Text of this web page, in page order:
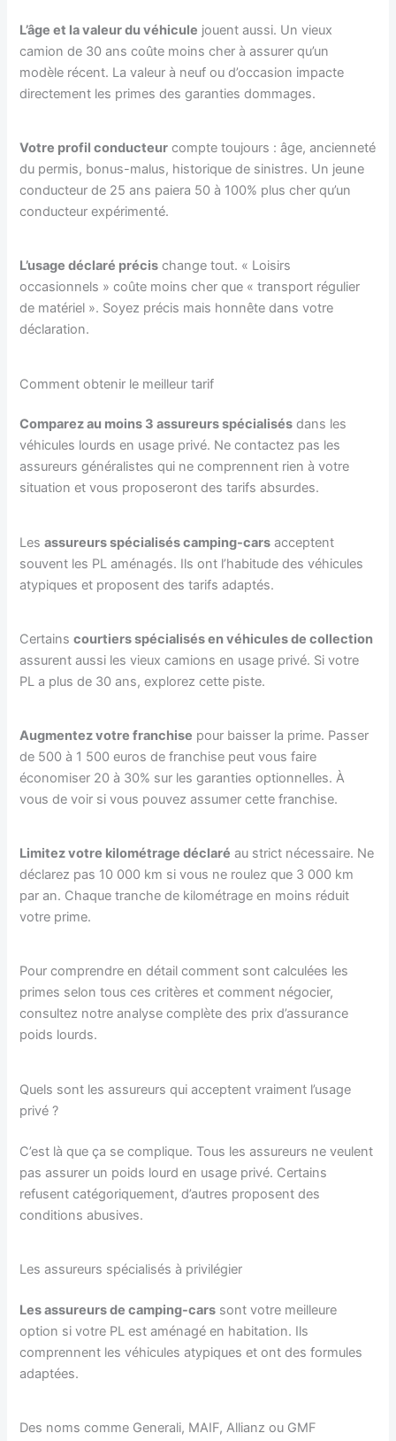
L’âge et la valeur du véhicule jouent aussi. Un vieux
camion de 30 ans coûte moins cher à assurer qu’un
modèle récent. La valeur à neuf ou d’occasion impacte
directement les primes des garanties dommages.
Votre profil conducteur compte toujours : âge, ancienneté
du permis, bonus-malus, historique de sinistres. Un jeune
conducteur de 25 ans paiera 50 à 100% plus cher qu’un
conducteur expérimenté.
L’usage déclaré précis change tout. « Loisirs
occasionnels » coûte moins cher que « transport régulier
de matériel ». Soyez précis mais honnête dans votre
déclaration.
Comment obtenir le meilleur tarif
Comparez au moins 3 assureurs spécialisés dans les
véhicules lourds en usage privé. Ne contactez pas les
assureurs généralistes qui ne comprennent rien à votre
situation et vous proposeront des tarifs absurdes.
Lesassureurs spécialisés camping-cars acceptent
souvent les PL aménagés. Ils ont l’habitude des véhicules
atypiques et proposent des tarifs adaptés.
Certainscourtiers spécialisés en véhicules de collection
assurent aussi les vieux camions en usage privé. Si votre
PL a plus de 30 ans, explorez cette piste.
Augmentez votre franchise pour baisser la prime. Passer
de 500 à 1 500 euros de franchise peut vous faire
économiser 20 à 30% sur les garanties optionnelles. À
vous de voir si vous pouvez assumer cette franchise.
Limitez votre kilométrage déclaré au strict nécessaire. Ne
déclarez pas 10 000 km si vous ne roulez que 3 000 km
par an. Chaque tranche de kilométrage en moins réduit
votre prime.
Pour comprendre en détail comment sont calculées les
primes selon tous ces critères et comment négocier,
consultez notre analyse complète des prix d’assurance
poids lourds.
Quels sont les assureurs qui acceptent vraiment l’usage
privé ?
C’est là que ça se complique. Tous les assureurs ne veulent
pas assurer un poids lourd en usage privé. Certains
refusent catégoriquement, d’autres proposent des
conditions abusives.
Les assureurs spécialisés à privilégier
Les assureurs de camping-cars sont votre meilleure
option si votre PL est aménagé en habitation. Ils
comprennent les véhicules atypiques et ont des formules
adaptées.
Des noms comme Generali, MAIF, Allianz ou GMF